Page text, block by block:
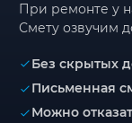
При ремонте у
Смету озвучим
Без скрытых
Письменная
Можно